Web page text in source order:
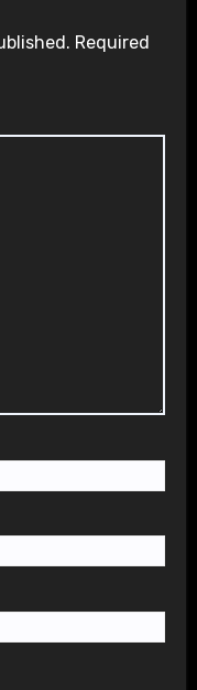
Required